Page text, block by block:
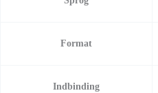
Format
Indbinding